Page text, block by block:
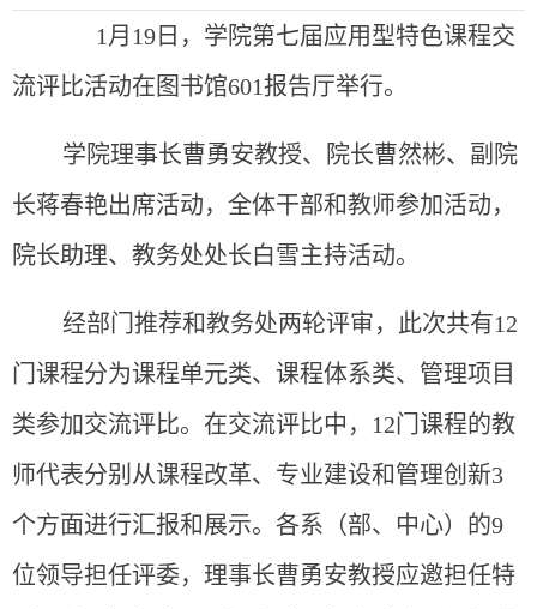
1 月19日，学院第七届应用型特色课程交
流评比活动在图书馆601报告厅举行。
学院理事长曹勇安教授、院长曹然彬、副院
长蒋春艳出席活动，全体干部和教师参加活动，
院长助理、教务处处长白雪主持活动。
经部门推荐和教务处两轮评审，此次共有12
门课程分为课程单元类、课程体系类、管理项目
类参加交流评比。在交流评比中，12门课程的教
师代表分别从课程改革、专业建设和管理创新3
个方面进行汇报和展示。各系（部、中心）的9
位领导担任评委，理事长曹勇安教授应邀担任特